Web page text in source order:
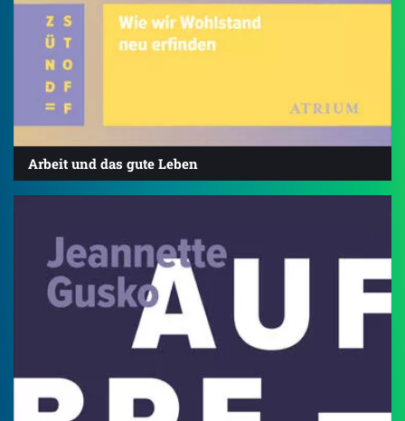
Arbeit und das gute Leben